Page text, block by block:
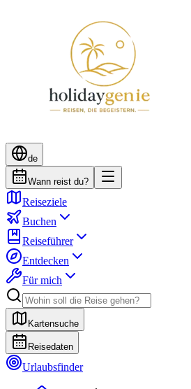
de
Wann reist du?
Reiseziele
Buchen
Reiseführer
Entdecken
Für mich
Kartensuche
Reisedaten
Urlaubsfinder